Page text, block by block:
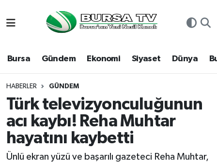
Bursa Gündem Ekonomi Siyaset Dünya
HABERLER GÜNDEM
Türk televizyonculuğunun
acı kaybı! Reha Muhtar
hayatını kaybetti
Ünlü ekran yüzü ve başarılı gazeteci Reha Muhtar,
Bursa
Dünya
Eğitim
Ekonomi
Genel
Hava Durumu
Namaz Vakitleri
Trafik Durumu
Süper Lig Puan Durumu ve Fikstür
Tüm Manşetler